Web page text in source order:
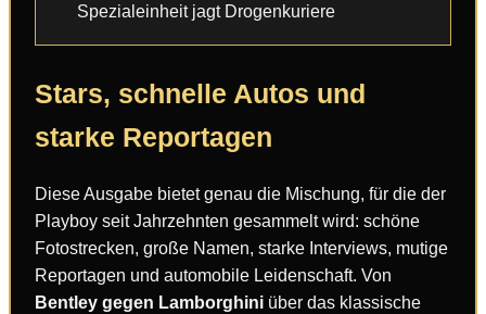
Spezialeinheit jagt Drogenkuriere
Stars, schnelle Autos und
starke Reportagen
Diese Ausgabe bietet genau die Mischung, für die der
Playboy seit Jahrzehnten gesammelt wird: schöne
Fotostrecken, große Namen, starke Interviews, mutige
Reportagen und automobile Leidenschaft. Von
Bentley gegen Lamborghini über das klassische